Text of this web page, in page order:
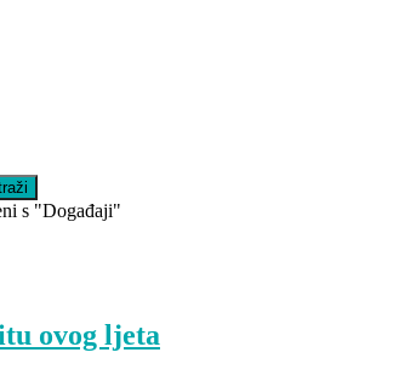
s "Događaji"
ovog ljeta